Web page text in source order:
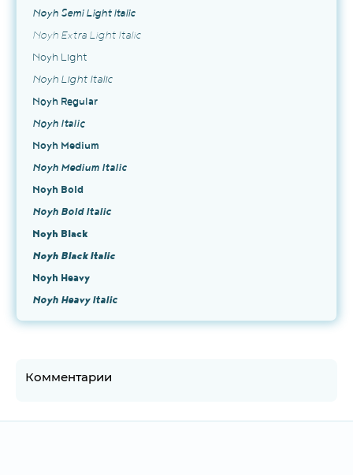
Noyh Semi Light Italic
Noyh Extra Light Italic
Noyh Light
Noyh Light Italic
Noyh Regular
Noyh Italic
Noyh Medium
Noyh Medium Italic
Noyh Bold
Noyh Bold Italic
Noyh Black
Noyh Black Italic
Noyh Heavy
Noyh Heavy Italic
Комментарии